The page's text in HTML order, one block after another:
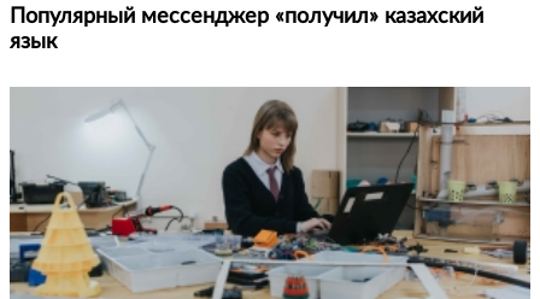
Популярный мессенджер «получил» казахский
язык